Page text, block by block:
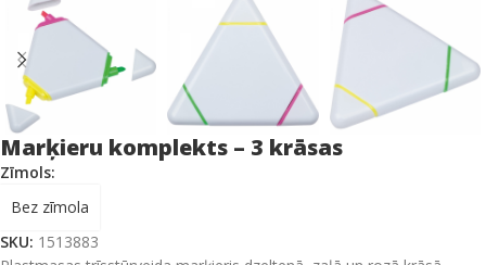
Marķieru komplekts – 3 krāsas
Zīmols:
Bez zīmola
SKU: 1513883